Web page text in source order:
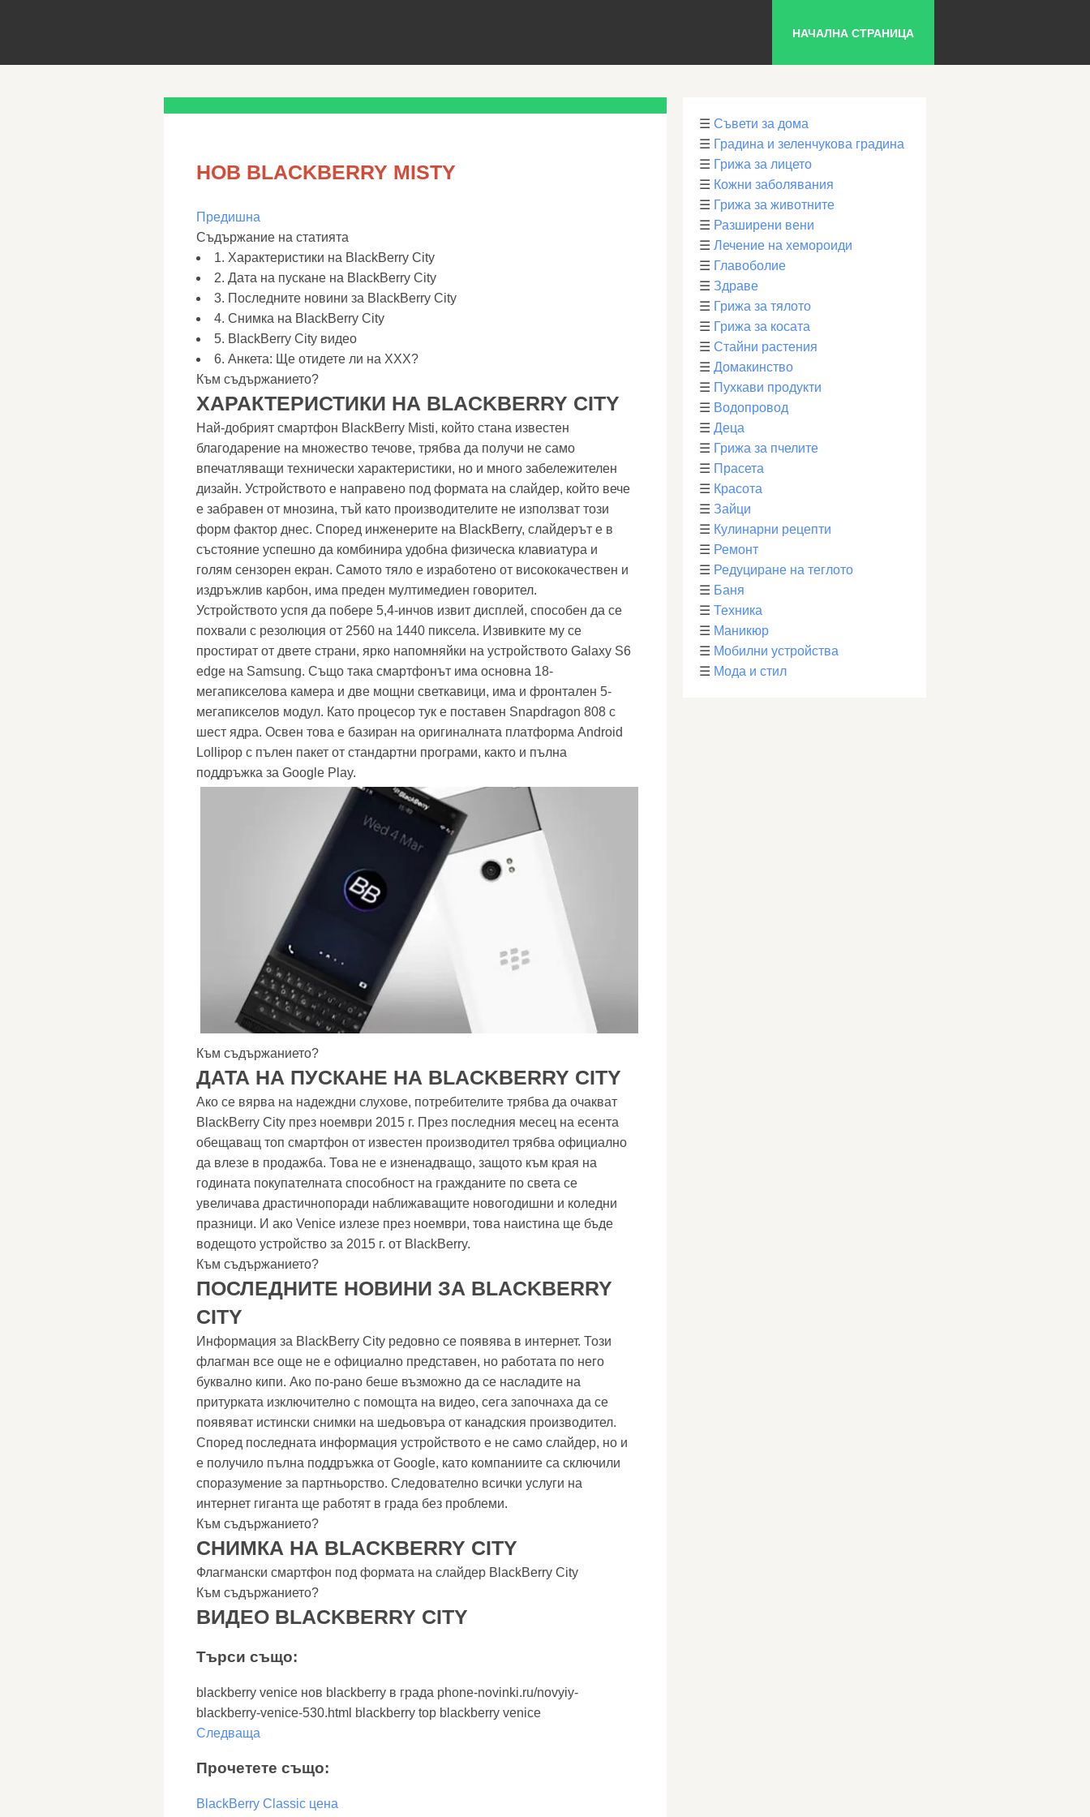
НАЧАЛНА СТРАНИЦА
НОВ BLACKBERRY MISTY
Предишна
Съдържание на статията
1. Характеристики на BlackBerry City
2. Дата на пускане на BlackBerry City
3. Последните новини за BlackBerry City
4. Снимка на BlackBerry City
5. BlackBerry City видео
6. Анкета: Ще отидете ли на XXX?
Към съдържанието?
ХАРАКТЕРИСТИКИ НА BLACKBERRY CITY
Най-добрият смартфон BlackBerry Misti, който стана известен
благодарение на множество течове, трябва да получи не само
впечатляващи технически характеристики, но и много забележителен
дизайн. Устройството е направено под формата на слайдер, който вече
е забравен от мнозина, тъй като производителите не използват този
форм фактор днес. Според инженерите на BlackBerry, слайдерът е в
състояние успешно да комбинира удобна физическа клавиатура и
голям сензорен екран. Самото тяло е изработено от висококачествен и
издръжлив карбон, има преден мултимедиен говорител.
Устройството успя да побере 5,4-инчов извит дисплей, способен да се
похвали с резолюция от 2560 на 1440 пиксела. Извивките му се
простират от двете страни, ярко напомняйки на устройството Galaxy S6
edge на Samsung. Също така смартфонът има основна 18-
мегапикселова камера и две мощни светкавици, има и фронтален 5-
мегапикселов модул. Като процесор тук е поставен Snapdragon 808 с
шест ядра. Освен това е базиран на оригиналната платформа Android
Lollipop с пълен пакет от стандартни програми, както и пълна
поддръжка за Google Play.
Към съдържанието?
ДАТА НА ПУСКАНЕ НА BLACKBERRY CITY
Ако се вярва на надеждни слухове, потребителите трябва да очакват
BlackBerry City през ноември 2015 г. През последния месец на есента
обещаващ топ смартфон от известен производител трябва официално
да влезе в продажба. Това не е изненадващо, защото към края на
годината покупателната способност на гражданите по света се
увеличава драстичнопоради наближаващите новогодишни и коледни
празници. И ако Venice излезе през ноември, това наистина ще бъде
водещото устройство за 2015 г. от BlackBerry.
Към съдържанието?
ПОСЛЕДНИТЕ НОВИНИ ЗА BLACKBERRY
CITY
Информация за BlackBerry City редовно се появява в интернет. Този
флагман все още не е официално представен, но работата по него
буквално кипи. Ако по-рано беше възможно да се насладите на
притурката изключително с помощта на видео, сега започнаха да се
появяват истински снимки на шедьовъра от канадския производител.
Според последната информация устройството е не само слайдер, но и
е получило пълна поддръжка от Google, като компаниите са сключили
споразумение за партньорство. Следователно всички услуги на
интернет гиганта ще работят в града без проблеми.
Към съдържанието?
СНИМКА НА BLACKBERRY CITY
Флагмански смартфон под формата на слайдер BlackBerry City
Към съдържанието?
ВИДЕО BLACKBERRY CITY
Търси също:
blackberry venice нов blackberry в града phone-novinki.ru/novyiy-
blackberry-venice-530.html blackberry top blackberry venice
Следваща
Прочетете също:
BlackBerry Classic цена
☰ Съвети за дома
☰ Градина и зеленчукова градина
☰ Грижа за лицето
☰ Кожни заболявания
☰ Грижа за животните
☰ Разширени вени
☰ Лечение на хемороиди
☰ Главоболие
☰ Здраве
☰ Грижа за тялото
☰ Грижа за косата
☰ Стайни растения
☰ Домакинство
☰ Пухкави продукти
☰ Водопровод
☰ Деца
☰ Грижа за пчелите
☰ Прасета
☰ Красота
☰ Зайци
☰ Кулинарни рецепти
☰ Ремонт
☰ Редуциране на теглото
☰ Баня
☰ Техника
☰ Маникюр
☰ Мобилни устройства
☰ Мода и стил